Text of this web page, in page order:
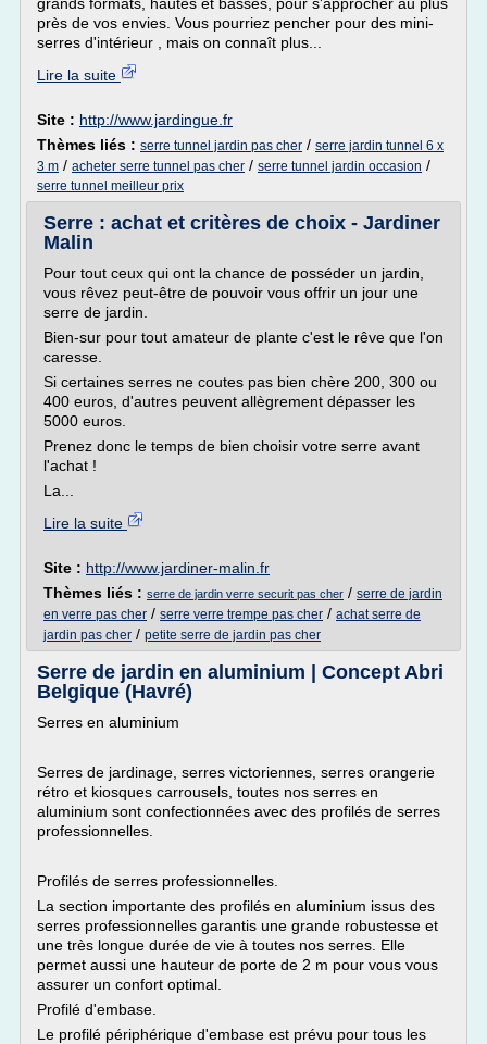
près de vos envies. Vous pourriez pencher pour des mini-
serres d'intérieur , mais on connaît plus...
Lire la suite
Site : http://www.jardingue.fr
Thèmes liés : serre tunnel jardin pas cher / serre jardin tunnel 6 x
3 m / acheter serre tunnel pas cher / serre tunnel jardin occasion /
serre tunnel meilleur prix
Serre : achat et critères de choix - Jardiner
Malin
Pour tout ceux qui ont la chance de posséder un jardin,
vous rêvez peut-être de pouvoir vous offrir un jour une
serre de jardin.
Bien-sur pour tout amateur de plante c'est le rêve que l'on
caresse.
Si certaines serres ne coutes pas bien chère 200, 300 ou
400 euros, d'autres peuvent allègrement dépasser les
5000 euros.
Prenez donc le temps de bien choisir votre serre avant
l'achat !
La...
Lire la suite
Site : http://www.jardiner-malin.fr
Thèmes liés : serre de jardin verre securit pas cher / serre de jardin
en verre pas cher / serre verre trempe pas cher / achat serre de
jardin pas cher / petite serre de jardin pas cher
Serre de jardin en aluminium | Concept Abri
Belgique (Havré)
Serres en aluminium
Serres de jardinage, serres victoriennes, serres orangerie
rétro et kiosques carrousels, toutes nos serres en
aluminium sont confectionnées avec des profilés de serres
professionnelles.
Profilés de serres professionnelles.
La section importante des profilés en aluminium issus des
serres professionnelles garantis une grande robustesse et
une très longue durée de vie à toutes nos serres. Elle
permet aussi une hauteur de porte de 2 m pour vous vous
assurer un confort optimal.
Profilé d'embase.
Le profilé périphérique d'embase est prévu pour tous les